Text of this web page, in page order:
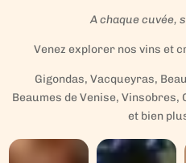
A chaque
Venez explorer nos vins et
Gigondas, Vacqueyras,
Beaumes de Venise, Vinsobres,
et bien